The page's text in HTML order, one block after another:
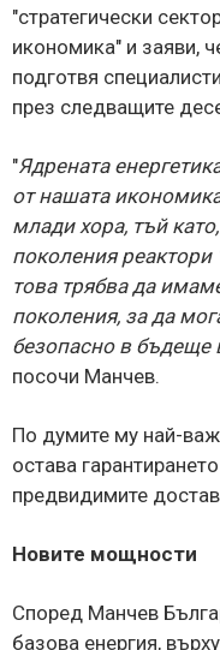
"стратегически
икономика" и заяви,
подготвя
през следващите
"Ядрената
от нашата
млади хора, тъй
поколения
това трябва да
поколения, за да
безопасно в бъдеще
посочи Манчев.
По думите му най-
остава
предвидимите
Новите мощности
Според Манчев
базова енергия,